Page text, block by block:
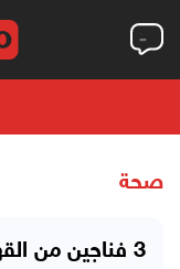
صحة
3 فناجين من